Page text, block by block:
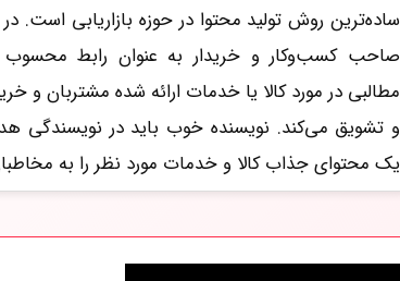
ساده‌ترین روش تولید محتوا در حوزه بازاریابی است.
صاحب کسب‌وکار و خریدار به عنوان رابط
مطالبی در مورد کالا یا خدمات ارائه شده مشتربان و
و تشویق می­‌کند. نویسنده­‌ خوب باید در نویسندگی
یک محتوای جذاب کالا و خدمات مورد نظر را به